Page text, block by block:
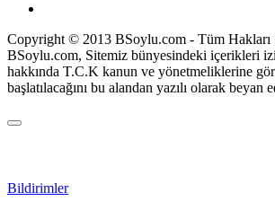
Copyright © 2013 BSoylu.com - Tüm Hakları
BSoylu.com, Sitemiz bünyesindeki içerikleri
hakkında T.C.K kanun ve yönetmeliklerine
başlatılacağını bu alandan yazılı olarak beyan
Bildirimler